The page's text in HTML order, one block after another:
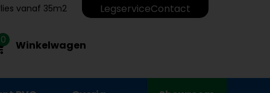
vanaf 35m2 LegserviceContact
0 Winkelwagen